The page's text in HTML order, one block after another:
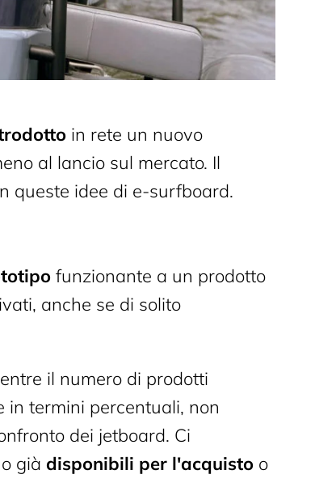
in rete un nuovo
al lancio sul mercato. Il
queste idee di e-surfboard.
funzionante a un prodotto
anche se di solito
il numero di prodotti
in termini percentuali, non
dei jetboard. Ci
già disponibili per l'acquisto o